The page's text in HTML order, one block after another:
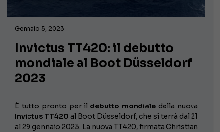
Gennaio 5, 2023
Invictus TT420: il debutto
mondiale al Boot Düsseldorf
2023
È tutto pronto per il debutto mondiale della nuova
Invictus TT420 al Boot Düsseldorf, che si terrà dal 21
al 29 gennaio 2023. La nuova TT420, firmata Christian